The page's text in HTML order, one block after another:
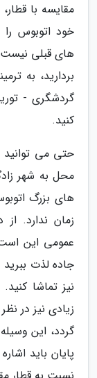
مقایسه با
خود اتوبوس
های قبلی
بردارید، به
گردشگری -
کنید.
حتی می توانید
محل به شهر
های بزرگ
زمان ندارد.
عمومی این است
جاده لذت
نیز تماشا
زیادی نیز در
گردد، این
پایان باید